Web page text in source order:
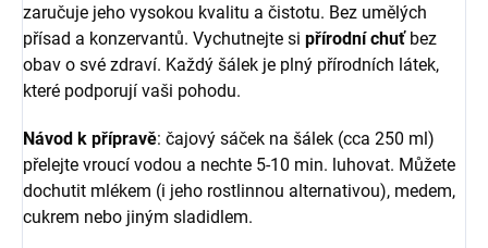
zaručuje jeho vysokou kvalitu a čistotu. Bez umělých
přísad a konzervantů. Vychutnejte si přírodní chuťbez
obav o své zdraví. Každý šálek je plný přírodních látek,
které podporují vaši pohodu.
Návod k přípravě: čajový sáček na šálek (cca 250 ml)
přelejte vroucí vodou a nechte 5-10 min. luhovat. Můžete
dochutit mlékem (i jeho rostlinnou alternativou), medem,
cukrem nebo jiným sladidlem.